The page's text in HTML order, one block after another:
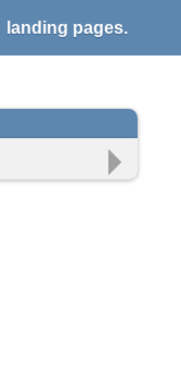
landing pages.